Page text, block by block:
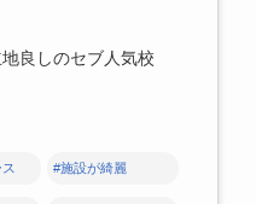
良しのセブ人気校
#施設が綺麗